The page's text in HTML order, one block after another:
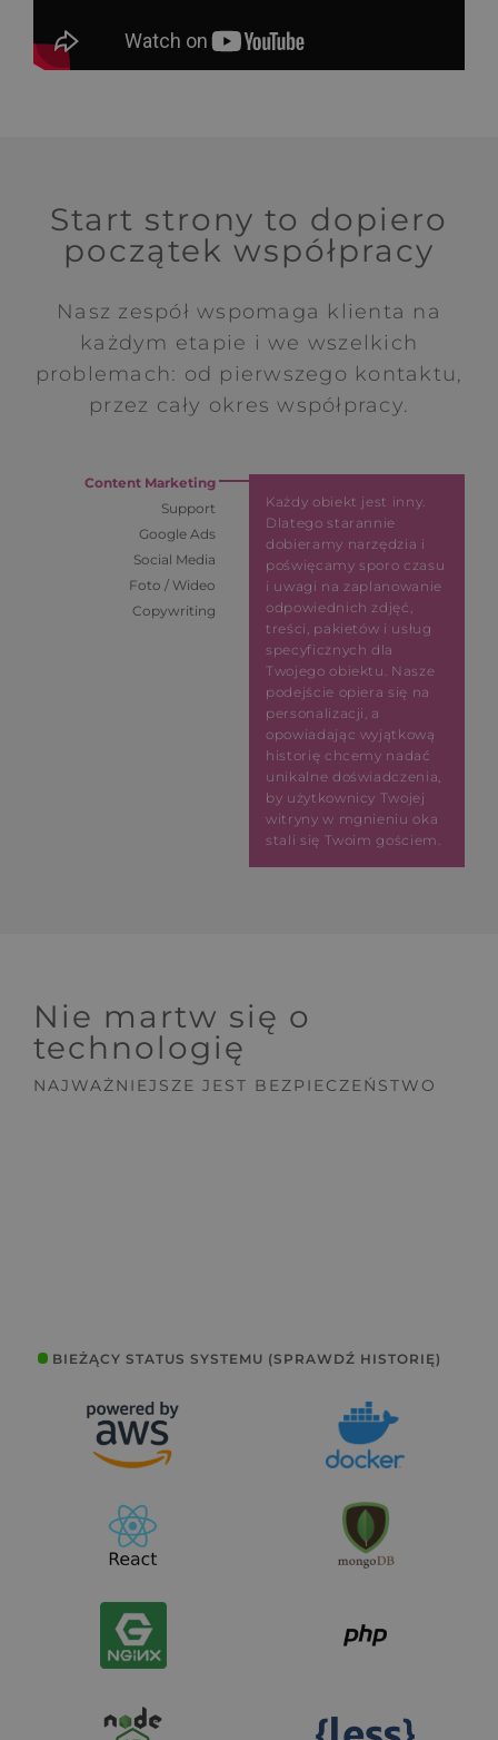
Start strony to dopiero
początek współpracy
Nasz zespół wspomaga klienta na
każdym etapie i we wszelkich
problemach: od pierwszego kontaktu,
przez cały okres współpracy.
Każdy obiekt jest inny.
Dlatego starannie
dobieramy narzędzia i
poświęcamy sporo czasu
i uwagi na zaplanowanie
odpowiednich zdjęć,
treści, pakietów i usług
specyficznych dla
Twojego obiektu. Nasze
podejście opiera się na
personalizacji, a
opowiadając wyjątkową
historię chcemy nadać
unikalne doświadczenia,
by użytkownicy Twojej
witryny w mgnieniu oka
stali się Twoim gościem.
Content Marketing
Support
Google Ads
Social Media
Foto / Wideo
Copywriting
Nie martw się o
technologię
NAJWAŻNIEJSZE JEST BEZPIECZEŃSTWO
BIEŻĄCY STATUS SYSTEMU (SPRAWDŹ HISTORIĘ)